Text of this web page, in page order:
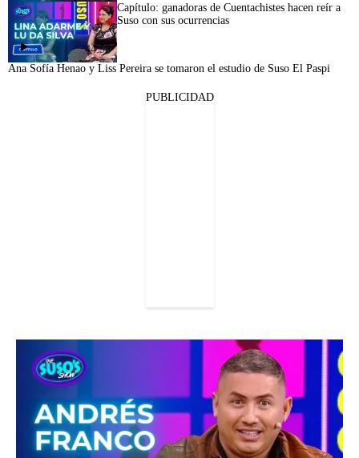
44:58
Capítulo: ganadoras de Cuentachistes hacen reír a
Suso con sus ocurrencias
Ana Sofía Henao y Liss Pereira se tomaron el estudio de Suso El Paspi
PUBLICIDAD